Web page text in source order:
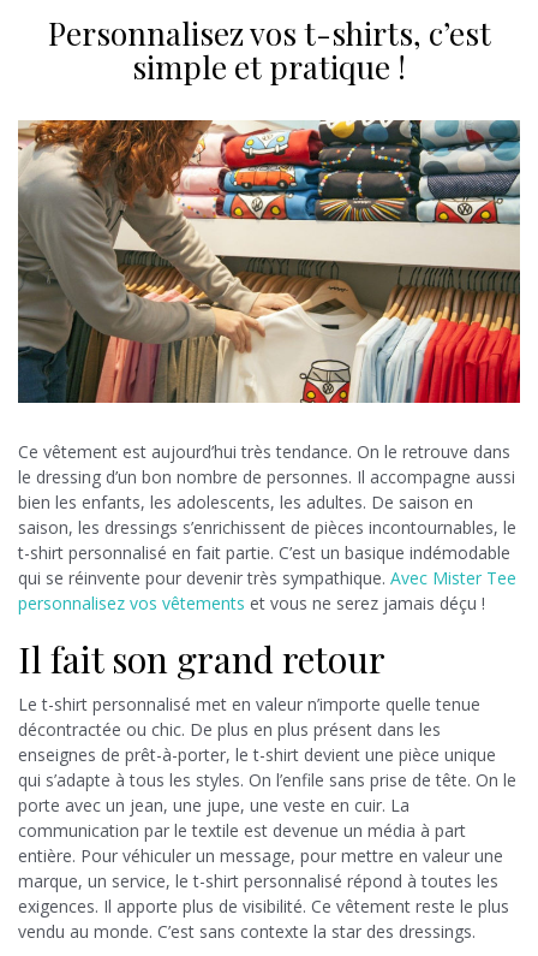
Personnalisez vos t-shirts, c’est
simple et pratique !
Ce vêtement est aujourd’hui très tendance. On le retrouve dans
le dressing d’un bon nombre de personnes. Il accompagne aussi
bien les enfants, les adolescents, les adultes. De saison en
saison, les dressings s’enrichissent de pièces incontournables, le
t-shirt personnalisé en fait partie. C’est un basique indémodable
qui se réinvente pour devenir très sympathique. Avec Mister Tee
personnalisez vos vêtements et vous ne serez jamais déçu !
Il fait son grand retour
Le t-shirt personnalisé met en valeur n’importe quelle tenue
décontractée ou chic. De plus en plus présent dans les
enseignes de prêt-à-porter, le t-shirt devient une pièce unique
qui s’adapte à tous les styles. On l’enfile sans prise de tête. On le
porte avec un jean, une jupe, une veste en cuir. La
communication par le textile est devenue un média à part
entière. Pour véhiculer un message, pour mettre en valeur une
marque, un service, le t-shirt personnalisé répond à toutes les
exigences. Il apporte plus de visibilité. Ce vêtement reste le plus
vendu au monde. C’est sans contexte la star des dressings.